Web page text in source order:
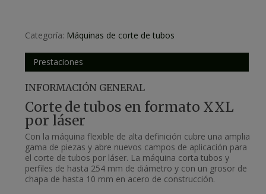
Categoría: Máquinas de corte de tubos
Prestaciones
INFORMACIÓN GENERAL
Corte de tubos en formato XXL
por láser
Con la máquina flexible de alta definición cubre una amplia
gama de piezas y abre nuevos campos de aplicación para
el corte de tubos por láser. La máquina corta tubos y
perfiles de hasta 254 mm de diámetro y con un grosor de
chapa de hasta 10 mm en acero de construcción.